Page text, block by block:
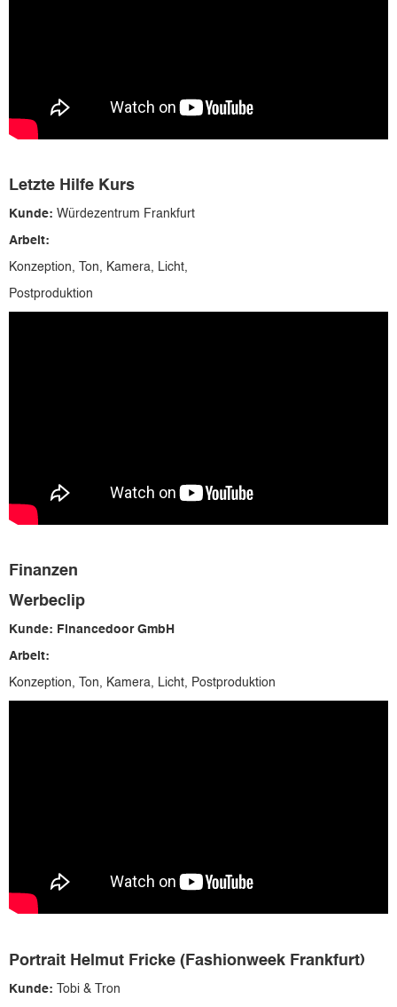
Letzte Hilfe Kurs
Kunde: Würdezentrum Frankfurt
Arbeit:
Konzeption, Ton, Kamera, Licht,
Postproduktion
Finanzen
Werbeclip
Kunde: Financedoor GmbH
Arbeit:
Konzeption, Ton, Kamera, Licht, Postproduktion
Portrait Helmut Fricke (Fashionweek Frankfurt)
Kunde: Tobi & Tron